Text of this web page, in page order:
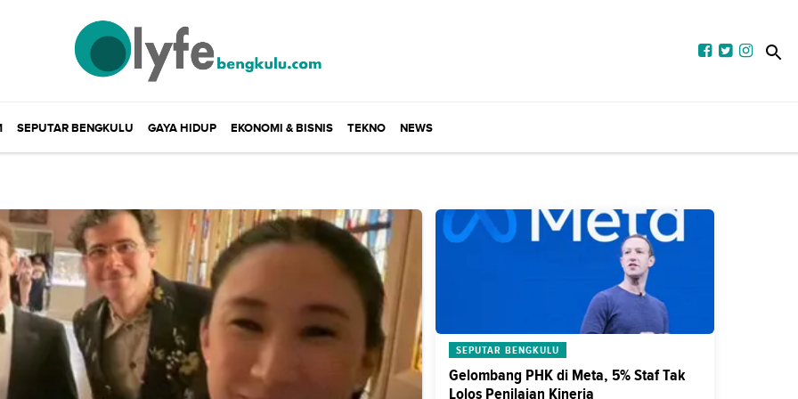
SEPUTAR BENGKULU GAYA HIDUP EKONOMI & BISNIS TEKNO NEWS
SEPUTAR BENGKULU
Gelombang PHK di Meta, 5% Staf Tak
Lolos Penilaian Kinerja